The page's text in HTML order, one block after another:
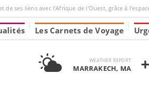
de l’Ouest, grâce à l’espace Marrakesh-Tumbuktu.
Les Carnets de Voyage
WEATHER REPORT
MARRAKECH, MA